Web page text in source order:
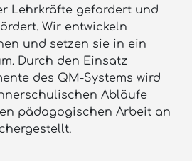
Lehrkräfte gefordert und
Wir entwickeln
und setzen sie in ein
Durch den Einsatz
des QM-Systems wird
Abläufe
pädagogischen Arbeit an